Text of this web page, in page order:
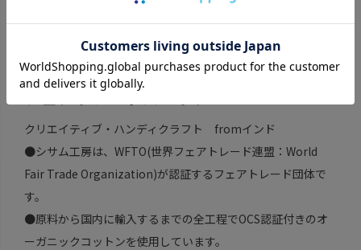
一枚でメインのトップスとして着るのはもちろん、インナー
にTシャツを合わせた羽織りスタイルもおすすめ。
フェアトレードパートナー
クリエイティブ・ハンディクラフト fromインド
●シサム工房は、WFTO(世界フェアトレード連盟：World
Fair Trade Organization)が認証するフェアトレード団体で
す。
●原料から国内に輸入するまでの全工程でOCS認証付きのオ
ーガニックコットンを使用しています。